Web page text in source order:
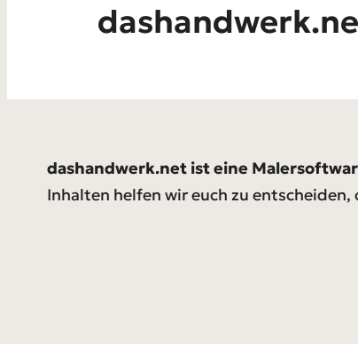
dashandwerk.net ist eine
Inhalten helfen wir euch zu